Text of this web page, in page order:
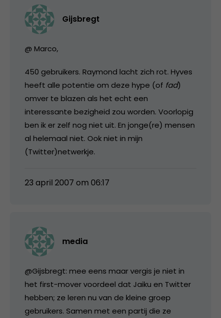
Gijsbregt
@ Marco,
450 gebruikers. Raymond lacht zich rot. Hyves
heeft alle potentie om deze hype (of fad)
omver te blazen als het echt een
interessante bezigheid zou worden. Voorlopig
ben ik er zelf nog niet uit. En jonge(re) mensen
al helemaal niet. Ook niet in mijn
(Twitter)netwerkje.
23 april 2007 om 06:17
media
@Gijsbregt: mee eens maar vergis je niet in
het first-mover voordeel dat Jaiku en Twitter
hebben; ze leren nu van de kleine groep
gebruikers. Samen met een partij die ze